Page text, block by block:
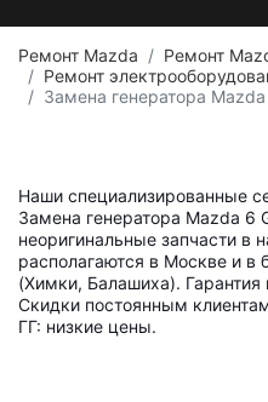
Ремонт Mazda
Ремонт
Ремонт
Замена генератора Mazda
Наши специализированные
Замена генератора Mazda 6
неоригинальные запчасти в
располагаются в Москве и
(Химки, Балашиха). Гарантия
Скидки постоянным
ГГ: низкие цены.